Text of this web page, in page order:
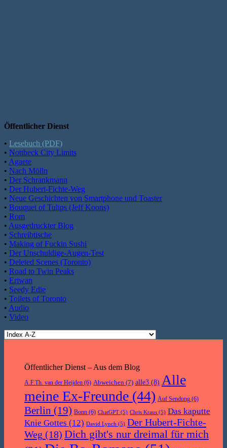
Öffentlicher Dienst
• Lesebuch (PDF)
• Nottbeck City Limits
• Agaete
• Nach Mölln
• Der Schrankmann
• Der Hubert-Fichte-Weg
• Neue Geschichten von Smartphone und Toaster
• Bouquet of Tulips (Jeff Koons)
• Rom
• Ausgedruckter Blog
• Schreibtische
• Making of Fuckin Sushi
• Der Unschuldige-Augen-Test
• Deleted Scenes (Toronto)
• Road to Twin Peaks
• Eriwan
• Seedy Edie
• Toilets of Toronto
• Audio
• Video
Öffentlicher Dienst – Aus dem Blog
A.F.Th. van der Heijden (6) Abweichen (7) alle3 (8) Alle
meine Ex-Freunde (44) Auf Sendung (6)
Berlin (19) Bonn (6) ChatGPT (5) Chris Kraus (5) Das kaputte
Knie Gottes (12) David Lynch (5) Der Hubert-Fichte-
Weg (18) Dich gibt's nur dreimal für mich